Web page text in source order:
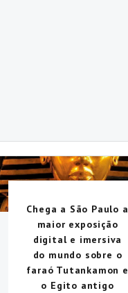
Chega a São Paulo a
maior exposição
digital e imersiva
do mundo sobre o
faraó Tutankamon e
o Egito antigo